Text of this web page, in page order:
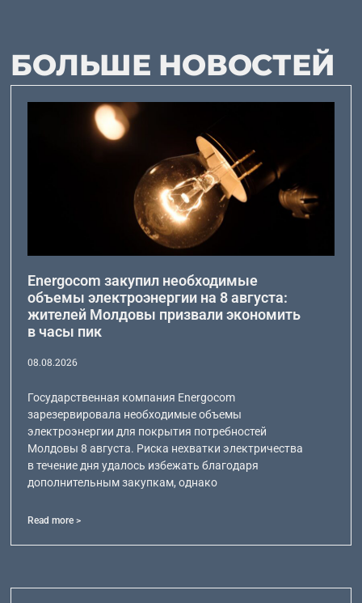
БОЛЬШЕ НОВОСТЕЙ
Energocom закупил необходимые
объемы электроэнергии на 8 августа:
жителей Молдовы призвали экономить
в часы пик
08.08.2026
Государственная компания Energocom
зарезервировала необходимые объемы
электроэнергии для покрытия потребностей
Молдовы 8 августа. Риска нехватки электричества
в течение дня удалось избежать благодаря
дополнительным закупкам, однако
Read more >